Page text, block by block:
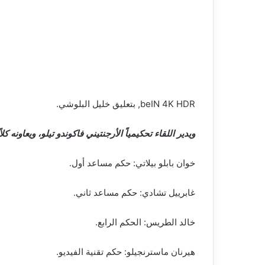
beIN 4K HDR, بتعليق خليل البلوشي.
ويدير اللقاء تحكيمياً الأرجنتيني فاكوندو تيلو، ويعاونه
خوان بابلو بيلاتي: حكم مساعد أول.
غابرييل تشادي: حكم مساعد ثاني.
خالد الطريس: الحكم الرابع.
هيرنان ماسترنجيلو: حكم تقنية الفيديو.